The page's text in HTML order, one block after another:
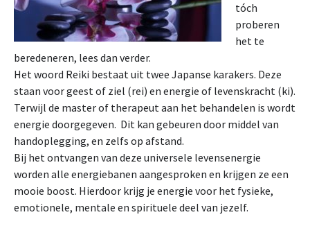
tóch
proberen
het te
beredeneren, lees dan verder.
Het woord Reiki bestaat uit twee Japanse karakers. Deze
staan voor geest of ziel (rei) en energie of levenskracht (ki).
Terwijl de master of therapeut aan het behandelen is wordt
energie doorgegeven. Dit kan gebeuren door middel van
handoplegging, en zelfs op afstand.
Bij het ontvangen van deze universele levensenergie
worden alle energiebanen aangesproken en krijgen ze een
mooie boost. Hierdoor krijg je energie voor het fysieke,
emotionele, mentale en spirituele deel van jezelf.